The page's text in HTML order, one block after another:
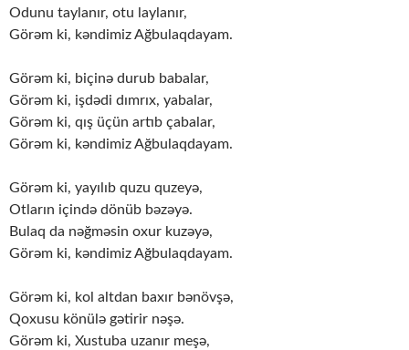
Odunu taylanır, otu laylanır,
Görəm ki, kəndimiz Ağbulaqdayam.
Görəm ki, biçinə durub babalar,
Görəm ki, işdədi dımrıx, yabalar,
Görəm ki, qış üçün artıb çabalar,
Görəm ki, kəndimiz Ağbulaqdayam.
Görəm ki, yayılıb quzu quzeyə,
Otların içində dönüb bəzəyə.
Bulaq da nəğməsin oxur kuzəyə,
Görəm ki, kəndimiz Ağbulaqdayam.
Görəm ki, kol altdan baxır bənövşə,
Qoxusu könülə gətirir nəşə.
Görəm ki, Xustuba uzanır meşə,